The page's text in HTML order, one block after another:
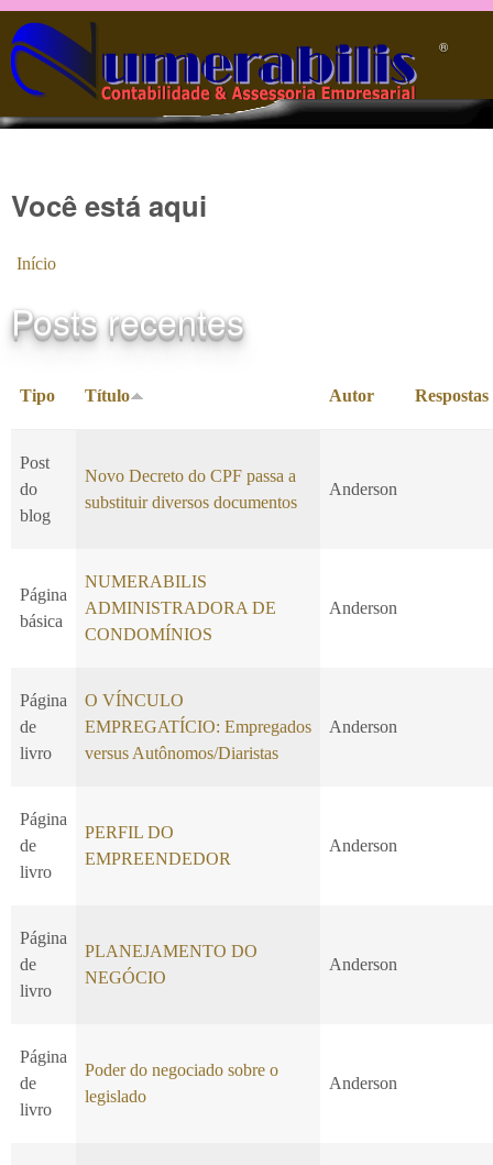
Pular para o conteúdo principal
®️
Você está aqui
Início
Posts recentes
Tipo Título Autor Respostas
Post
do
blog
Novo Decreto do CPF passa a
substituir diversos documentos
Anderson
Página
básica
NUMERABILIS
ADMINISTRADORA DE
CONDOMÍNIOS
Anderson
Página
de
livro
O VÍNCULO
EMPREGATÍCIO: Empregados
versus Autônomos/Diaristas
Anderson
Página
de
livro
PERFIL DO
EMPREENDEDOR
Anderson
Página
de
livro
PLANEJAMENTO DO
NEGÓCIO
Anderson
Página
de
livro
Poder do negociado sobre o
legislado
Anderson